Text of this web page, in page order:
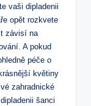
vaši dipladenii
opět rozkvete
závisí na
A pokud⁢
péče o
květiny
zahradnické
šanci​